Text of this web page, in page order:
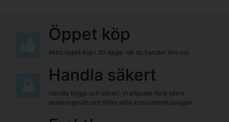
Öppet köp
Alltid öppet köp i 30 dagar när du handlar hos oss
Handla säkert
Handla tryggt och säkert. Vi erbjuder flera säkra
betalningssätt och följer alltid konsumentköplagen.